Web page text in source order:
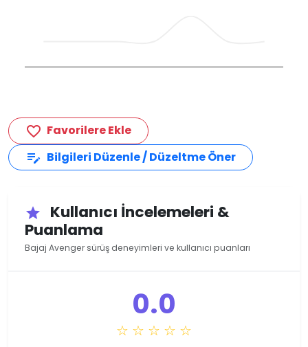
favorite_border Favorilere Ekle
edit_note Bilgileri Düzenle / Düzeltme Öner
star
Kullanıcı İncelemeleri &
Puanlama
Bajaj Avenger sürüş deneyimleri ve kullanıcı puanları
0.0
☆ ☆ ☆ ☆ ☆